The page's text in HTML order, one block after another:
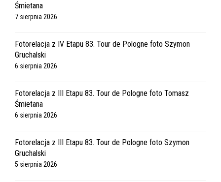
Śmietana
7 sierpnia 2026
Fotorelacja z IV Etapu 83. Tour de Pologne foto Szymon
Gruchalski
6 sierpnia 2026
Fotorelacja z III Etapu 83. Tour de Pologne foto Tomasz
Śmietana
6 sierpnia 2026
Fotorelacja z III Etapu 83. Tour de Pologne foto Szymon
Gruchalski
5 sierpnia 2026